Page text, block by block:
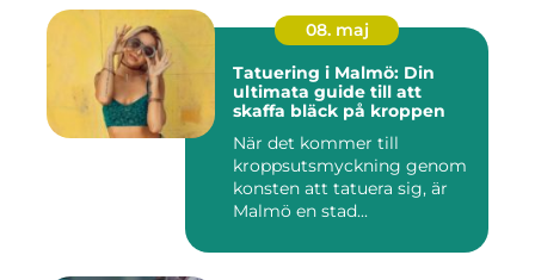
08. maj
Tatuering i Malmö: Din
ultimata guide till att
skaffa bläck på kroppen
När det kommer till
kroppsutsmyckning genom
konsten att tatuera sig, är
Malmö en stad...